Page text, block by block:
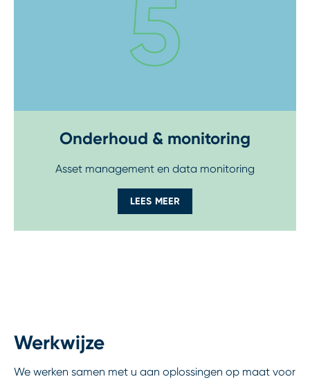
Onderhoud & monitoring
Asset management en data monitoring
LEES MEER
Werkwijze
We werken samen met u aan oplossingen op maat voor